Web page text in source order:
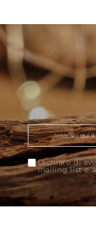
Dichiaro di
mailing list e